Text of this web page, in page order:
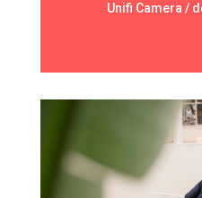
Unifi Camera /